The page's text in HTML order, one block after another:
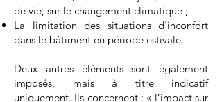
de vie, sur le changement climatique ;
La limitation des situations d’inconfort
dans le bâtiment en période estivale.
Deux autres éléments sont également
imposés, mais à titre indicatif
uniquement. Ils concernent : « l’impact sur